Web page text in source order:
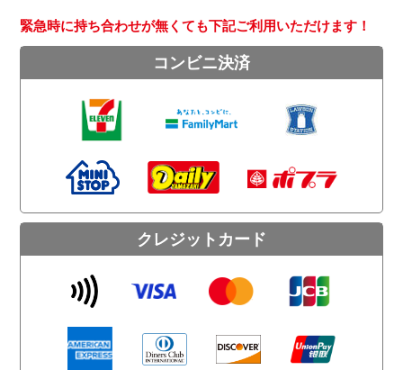
緊急時に持ち合わせが無くても下記ご利用いただけます！
コンビニ決済
クレジットカード